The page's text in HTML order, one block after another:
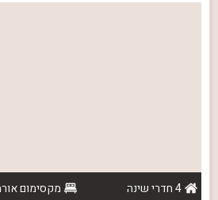
4 חדרי שינה
מקסימום